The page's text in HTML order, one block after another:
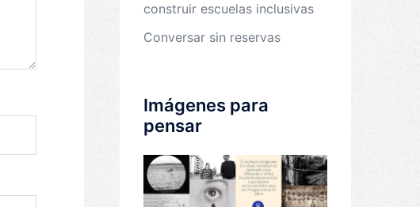
construir escuelas inclusivas
Conversar sin reservas
Imágenes para
pensar